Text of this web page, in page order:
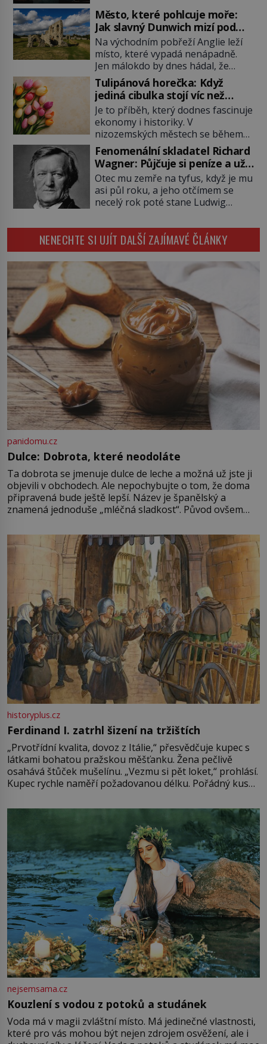
představit, jaká požární rizika
skrýval Istanbul časů minulých. Jak
čelilo město v minulosti potenciální
ohnivé katastrofě a proč jsou zde
stále tolik obávány měsíce
smaženého lilku? První hasičský
sbor se v Istanbulu objevuje v roce
1714 a […]
Město, které pohlcuje moře:
Jak slavný Dunwich mizí pod
hladinou
Na východním pobřeží Anglie leží
místo, které vypadá nenápadně.
Jen málokdo by dnes hádal, že
právě zde kdysi stojí jeden z
nejvýznamnějších anglických
přístavů. Středověký Dunwich
soupeří svým významem s
Londýnem, pyšní se kostely,
kláštery i rušnými tržišti. Pak se ale
příroda obrátí proti němu. Bouře,
mořská eroze a postupující pobřeží
během několika staletí pohltí […]
Tulipánová horečka: Když
jediná cibulka stojí víc než
honosný dům
Je to příběh, který dodnes fascinuje
ekonomy i historiky. V
nizozemských městech se během
několika měsíců obyčejná cibulka
tulipánu mění v jednu z nejdražších
věcí na trhu. Lidé uzavírají obchody
za částky, které odpovídají ceně
luxusních domů, věří v nekonečný
růst a bohatství na dosah ruky. Pak
[…]
Fenomenální skladatel Richard
Wagner: Půjčuje si peníze a už
je nevrací!
Otec mu zemře na tyfus, když je mu
asi půl roku, a jeho otčímem se
necelý rok poté stane Ludwig
mladší, než matka Richarda
Wagnera (1813–1883) a podle
nedochované korespondence je
docela dobře možné, že Geyer není
jen jeho otčím, ale rovnou otec.
Velký otazník také visí nad tím, […]
NENECHTE SI UJÍT DALŠÍ ZAJÍMAVÉ ČLÁNKY
panidomu.cz
Dulce: Dobrota, které neodoláte
Ta dobrota se jmenuje dulce de leche a možná už jste ji
objevili v obchodech. Ale nepochybujte o tom, že doma
připravená bude ještě lepší. Název je španělský a
znamená jednoduše „mléčná sladkost“. Původ ovšem
pře hned několik latinskoamerických zemí a k tomu
Francie, kde se traduje,
historyplus.cz
Ferdinand I. zatrhl šizení na tržištích
„Prvotřídní kvalita, dovoz z Itálie,“ přesvědčuje kupec s
látkami bohatou pražskou měšťanku. Žena pečlivě
osahává štůček mušelínu. „Vezmu si pět loket,“ prohlásí.
Kupec rychle naměří požadovanou délku. Pořádný kus
milostpaní. Stačí jenom na sukni,“ zhodnotí švadlena
množství růžového mušelínu. „Ošidili vás, podívejte.“
nejsemsama.cz
Kouzlení s vodou z potoků a studánek
Voda má v magii zvláštní místo. Má jedinečné vlastnosti,
které pro vás mohou být nejen zdrojem osvěžení, ale i